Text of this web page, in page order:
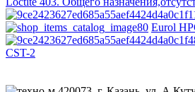
Eurol
CST-2